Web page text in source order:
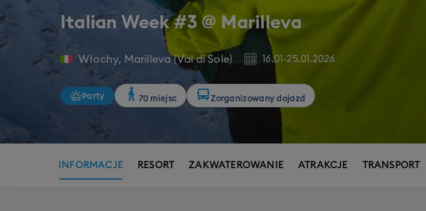
Italian Week #3 @ Marilleva
Włochy, Marilleva (Val di Sole) 16.01 -25.01.2026
Party 70 miejsc Zorganizowany dojazd
INFORMACJE RESORT ZAKWATEROWANIE ATRAKCJE TRANSPORT